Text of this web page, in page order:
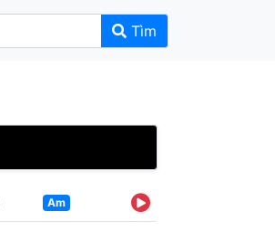
Tìm
Am